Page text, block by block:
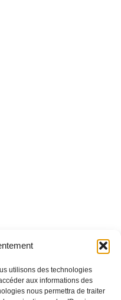
utilisons des technologies
aux informations des
nous permettra de traiter
votre entreprise ?